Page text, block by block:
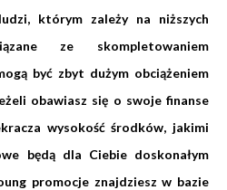
którym zależy na niższych
ze skompletowaniem
być zbyt dużym obciążeniem
obawiasz się o swoje finanse
wysokość środków, jakimi
będą dla Ciebie doskonałym
promocje znajdziesz w bazie